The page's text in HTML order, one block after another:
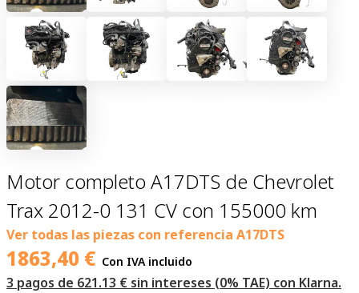
Motor completo A17DTS de Chevrolet
Trax 2012-0 131 CV con 155000 km
Ver todas las piezas con referencia A17DTS
1863,40 € Con IVA incluido
3 pagos de 621.13 € sin intereses (0% TAE) con Klarna.